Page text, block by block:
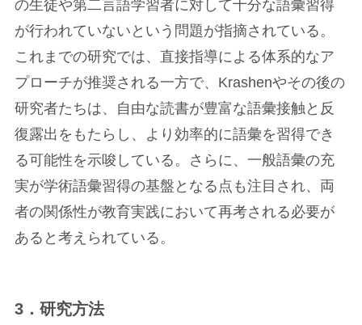
の生徒や第二言語学習者に対して十分な語彙習得
が行われていないという問題が指摘されている。
これまでの研究では、直接指導による体系的なア
プローチが推奨される一方で、Krashenやその後の
研究者たちは、自由な読書が豊富な語彙接触と反
復露出をもたらし、より効率的に語彙を習得でき
る可能性を示唆している。さらに、一般語彙の充
実が学術語彙習得の基盤となる点も注目され、両
者の関係性が教育実践において再考される必要が
あると考えられている。
3．研究方法